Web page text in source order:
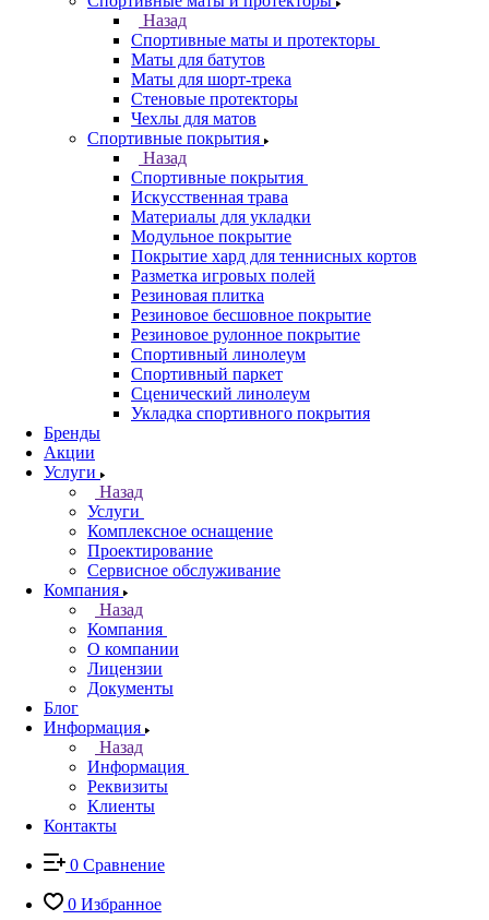
Назад
Спортивные маты и протекторы
Маты для батутов
Маты для шорт-трека
Стеновые протекторы
Чехлы для матов
Спортивные покрытия
Назад
Спортивные покрытия
Искусственная трава
Материалы для укладки
Модульное покрытие
Покрытие хард для теннисных кортов
Разметка игровых полей
Резиновая плитка
Резиновое бесшовное покрытие
Резиновое рулонное покрытие
Спортивный линолеум
Спортивный паркет
Сценический линолеум
Укладка спортивного покрытия
Бренды
Акции
Услуги
Назад
Услуги
Комплексное оснащение
Проектирование
Сервисное обслуживание
Компания
Назад
Компания
О компании
Лицензии
Документы
Блог
Информация
Назад
Информация
Реквизиты
Клиенты
Контакты
0 Сравнение
0 Избранное